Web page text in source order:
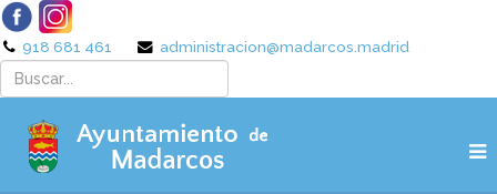
918 681 461 administracion@madarcos.madrid